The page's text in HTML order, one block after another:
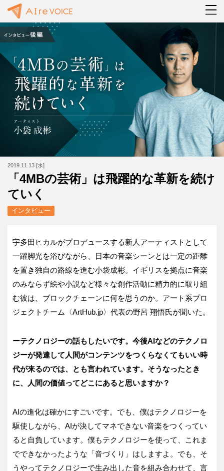
2019.11.13 [水]
「4MBの芸術」は飛躍的な革新を続け
ていく
インタビュー
宇多田ヒカルがプロデュースする新人アーティストとして
一躍脚光を浴びながら、日本の音楽シーンとは一定の距離
を置き独自の路線を進む小袋成彬。イギリスを拠点に音楽
のみならず絵や小説など様々な創作活動に精力的に取り組
む彼は、ブロックチェーンに何を思うのか。アート系プロ
ジェクトチーム〈ArtHub.jp〉代表の野呂 翔悟氏が聞いた。
ーテクノロジーの話もしたいです。今後AIなどのテクノロ
ジーが発達して人間がコンテンツをつくらなくてもいい時
代が来るのでは、とも言われています。そうなったとき
に、人間の価値ってどこにあると思いますか？
AIの進化は確かにすごいです。でも、僕はテクノロジーを
駆使しながら、AIが決してマネできない音楽をつくってい
ると自負しています。僕もテクノロジーを使って、これま
でできなかったような「音づくり」はしますよ。でも、そ
うやってテクノロジーで生み出した音を組み合わせて、言